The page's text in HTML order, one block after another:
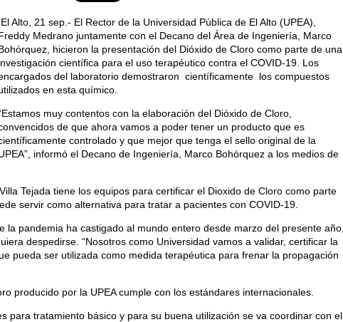
El Alto, 21 sep.- El Rector de la Universidad Pública de El Alto (UPEA),
Medrano juntamente con el Decano del Área de Ingeniería, Marco
hicieron la presentación del Dióxido de Cloro como parte de una
científica para el uso terapéutico contra el COVID-19. Los
del laboratorio demostraron científicamente los compuestos
en esta químico.
muy contentos con la elaboración del Dióxido de Cloro,
de que ahora vamos a poder tener un producto que es
controlado y que mejor que tenga el sello original de la
informó el Decano de Ingeniería, Marco Bohórquez a los medios de
Tejada tiene los equipos para certificar el Dioxido de Cloro como parte
servir como alternativa para tratar a pacientes con COVID-19.
pandemia ha castigado al mundo entero desde marzo del presente año,
despedirse. “Nosotros como Universidad vamos a validar, certificar la
pueda ser utilizada como medida terapéutica para frenar la propagación
producido por la UPEA cumple con los estándares internacionales.
para tratamiento básico y para su buena utilización se va coordinar con el